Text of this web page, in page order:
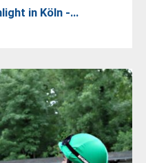
in Köln -…